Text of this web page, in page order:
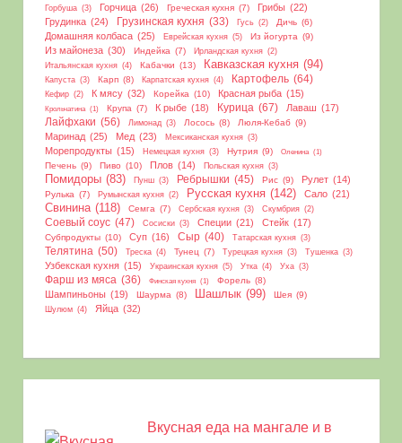
Горбуша (3) Горчица (26) Греческая кухня (7) Грибы (22)
Грудинка (24) Грузинская кухня (33) Гусь (2) Дичь (6)
Домашняя колбаса (25) Еврейская кухня (5) Из йогурта (9)
Из майонеза (30) Индейка (7) Ирландская кухня (2)
Итальянская кухня (4) Кабачки (13) Кавказская кухня (94)
Капуста (3) Карп (8) Карпатская кухня (4) Картофель (64)
Кефир (2) К мясу (32) Корейка (10) Красная рыба (15)
Крольчатина (1) Крупа (7) К рыбе (18) Курица (67) Лаваш (17)
Лайфхаки (56) Лимонад (3) Лосось (8) Люля-Кебаб (9)
Маринад (25) Мед (23) Мексиканская кухня (3)
Морепродукты (15) Немецкая кухня (3) Нутрия (9) Оленина (1)
Печень (9) Пиво (10) Плов (14) Польская кухня (3)
Помидоры (83) Пунш (3) Ребрышки (45) Рис (9) Рулет (14)
Рулька (7) Румынская кухня (2) Русская кухня (142) Сало (21)
Свинина (118) Семга (7) Сербская кухня (3) Скумбрия (2)
Соевый соус (47) Сосиски (3) Специи (21) Стейк (17)
Субпродукты (10) Суп (16) Сыр (40) Татарская кухня (3)
Телятина (50) Треска (4) Тунец (7) Турецкая кухня (3) Тушенка (3)
Узбекская кухня (15) Украинская кухня (5) Утка (4) Уха (3)
Фарш из мяса (36) Финская кухня (1) Форель (8)
Шампиньоны (19) Шаурма (8) Шашлык (99) Шея (9)
Шулюм (4) Яйца (32)
Вкусная еда на мангале и в